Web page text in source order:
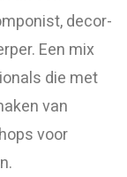
decor-
Een mix
die met
van
voor